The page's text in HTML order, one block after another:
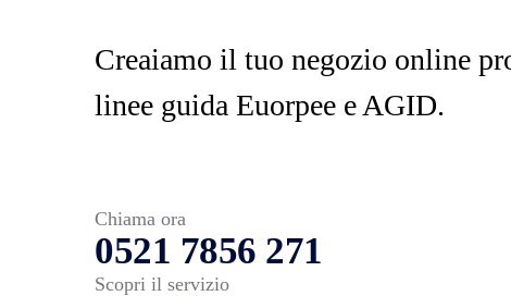
Creaiamo il tuo negozio online
linee guida Euorpee e AGID.
Chiama ora
0521 7856 271
Scopri il servizio